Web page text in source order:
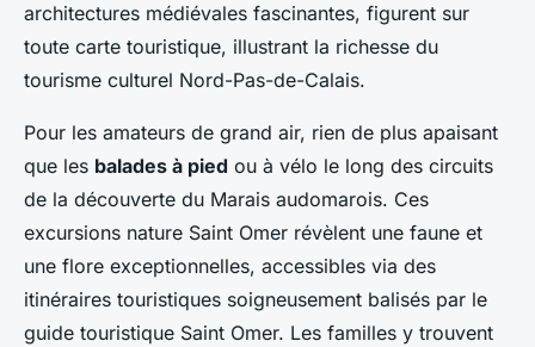
architectures médiévales fascinantes, figurent sur
toute carte touristique, illustrant la richesse du
tourisme culturel Nord-Pas-de-Calais.
Pour les amateurs de grand air, rien de plus apaisant
que les balades à pied ou à vélo le long des circuits
de la découverte du Marais audomarois. Ces
excursions nature Saint Omer révèlent une faune et
une flore exceptionnelles, accessibles via des
itinéraires touristiques soigneusement balisés par le
guide touristique Saint Omer. Les familles y trouvent